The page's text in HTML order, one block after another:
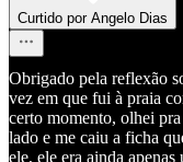
Curtido por Angelo Dias
Obrigado pela reflexão
vez em que fui à praia
certo momento, olhei
lado e me caiu a ficha
ele, ele era ainda